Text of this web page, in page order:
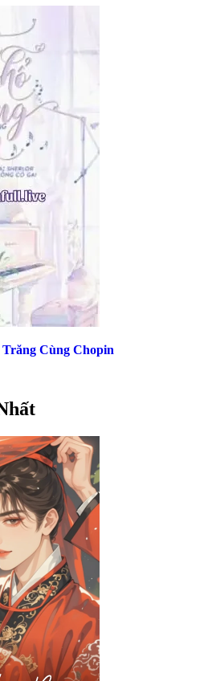
Cùng Chopin